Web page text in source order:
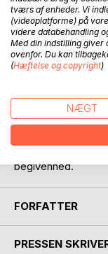
Bogen er baseret
søns og mit liv.
begivenhed.
FORFATTER
PRESSEN
tværs af enheder. Vi
(videoplatforme) på
videre databehandling
Med din indstilling giver
ovenfor. Du kan
(Hæftelse og copyright)
NÆGT